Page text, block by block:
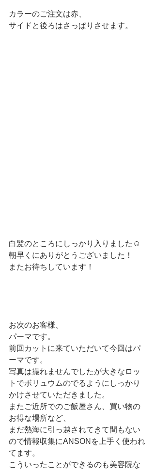
カラーのご注文は赤、
サイドと後ろはさっぱりさせます。
白髪のところにしっかり入りました☺
朝早くにありがとうございました！
またお待ちしています！
お次のお客様、
パーマです。
前回カットに来ていただいて今回はパ
ーマです。
写真は撮れませんでしたが大きなロッ
トでボリュウムのでるようにしっかり
かけさせていただきました。
またご近所でのご飯屋さん、買い物の
お得な場所など、
まだ熱海に引っ越されてきて間もない
ので情報収集にANSONを上手く使われ
てます。
こういったことができるのも美容院な